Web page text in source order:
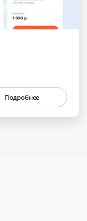
Подробнее